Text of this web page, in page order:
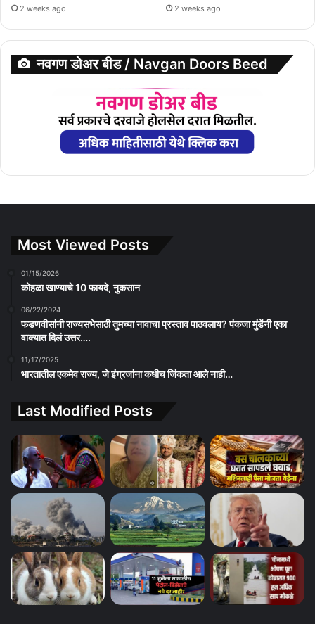
2 weeks ago 2 weeks ago
नवगण डोअर बीड / Navgan Doors Beed
Most Viewed Posts
01/15/2026
कोहळा खाण्याचे 10 फायदे, नुकसान
06/22/2024
फडणवीसांनी राज्यसभेसाठी तुमच्या नावाचा प्रस्ताव पाठवलाय? पंकजा मुंडेंनी एका
वाक्यात दिलं उत्तर….
11/17/2025
भारतातील एकमेव राज्य, जे इंग्रजांना कधीच जिंकता आले नाही…
Last Modified Posts